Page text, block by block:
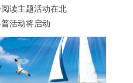
读主题活动在北
活动将启动